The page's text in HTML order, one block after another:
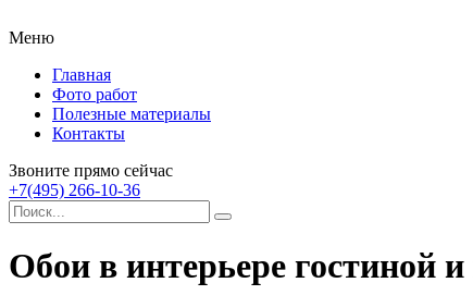
Меню
Главная
Фото работ
Полезные материалы
Контакты
Звоните прямо сейчас
+7(495) 266-10-36
Обои в интерьере гостиной